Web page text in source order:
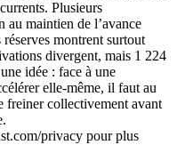
Plusieurs
au maintien de l’avance
montrent surtout
divergent, mais 1 224
idée : face à une
elle-même, il faut au
freiner collectivement avant
privacy pour plus